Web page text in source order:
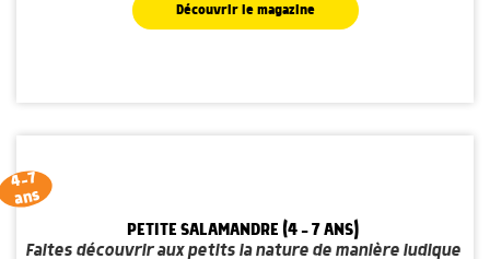
Découvrir le magazine
4-7
ans
PETITE SALAMANDRE (4 - 7 ANS)
Faites découvrir aux petits la nature de manière ludique